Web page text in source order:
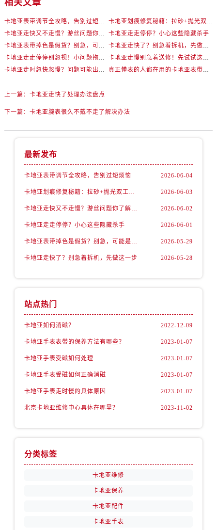
相关文章
卡地亚走走停停？小心这些隐藏杀手
上一篇： 卡地亚走快了处理办法盘点
下一篇： 卡地亚腕表很久不戴不走了解决办法
最新发布
卡地亚表带调节全攻略，告别过短烦恼 2026-06-04
2026-06-03
2026-06-02
卡地亚走走停停？小心这些隐藏杀手 2026-06-01
2026-05-29
卡地亚走快了？别急着拆机，先做这一步 2026-05-28
站点热门
卡地亚如何消磁？ 2022-12-09
卡地亚手表表带的保养方法有哪些？ 2023-01-07
卡地亚手表受磁如何处理 2023-01-07
卡地亚手表受磁如何正确消磁 2023-01-07
卡地亚手表走时慢的具体原因 2023-01-07
北京卡地亚维修中心具体在哪里？ 2023-11-02
分类标签
卡地亚维修
卡地亚保养
卡地亚配件
卡地亚手表